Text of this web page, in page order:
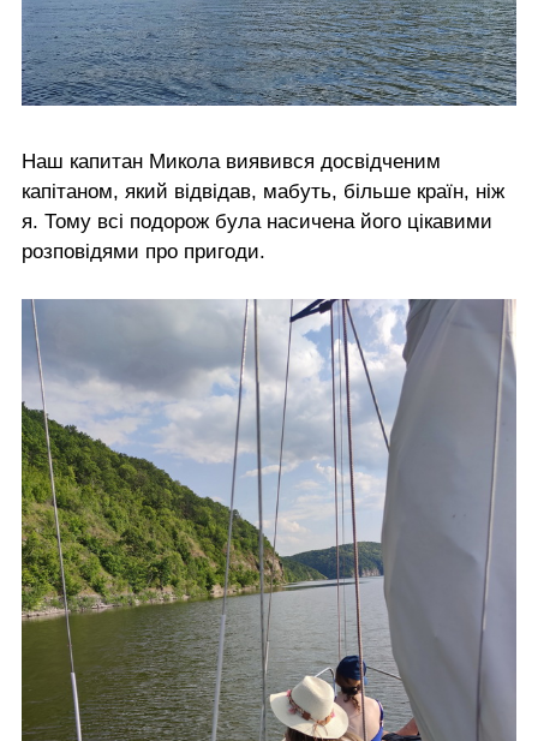
Наш капитан Микола виявився досвідченим
капітаном, який відвідав, мабуть, більше країн, ніж
я. Тому всі подорож була насичена його цікавими
розповідями про пригоди.